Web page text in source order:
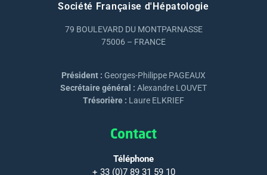
Société Française d'Hépatologie
79 BOULEVARD DU MONTPARNASSE
75006 – FRANCE
Président : Georges-Philippe PAGEAUX
Secrétaire général : Alexandre LOUVET
Trésorière : Laure ELKRIEF
Contact
Téléphone
+ 33 (0)7 89 31 59 10